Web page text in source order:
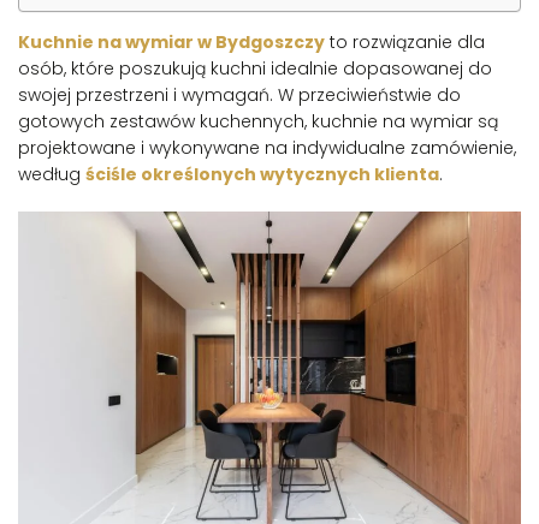
Kuchnie na wymiar w Bydgoszczy to rozwiązanie dla
osób, które poszukują kuchni idealnie dopasowanej do
swojej przestrzeni i wymagań. W przeciwieństwie do
gotowych zestawów kuchennych, kuchnie na wymiar są
projektowane i wykonywane na indywidualne zamówienie,
według ściśle określonych wytycznych klienta.